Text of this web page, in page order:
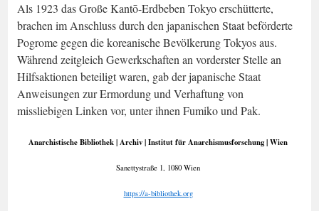
Als 1923 das Große Kantō-Erdbeben Tokyo erschütterte,
brachen im Anschluss durch den japanischen Staat beförderte
Pogrome gegen die koreanische Bevölkerung Tokyos aus.
Während zeitgleich Gewerkschaften an vorderster Stelle an
Hilfsaktionen beteiligt waren, gab der japanische Staat
Anweisungen zur Ermordung und Verhaftung von
missliebigen Linken vor, unter ihnen Fumiko und Pak.
Anarchistische Bibliothek | Archiv | Institut für Anarchismusforschung | Wien
Sanettystraße 1, 1080 Wien
https://a-bibliothek.org